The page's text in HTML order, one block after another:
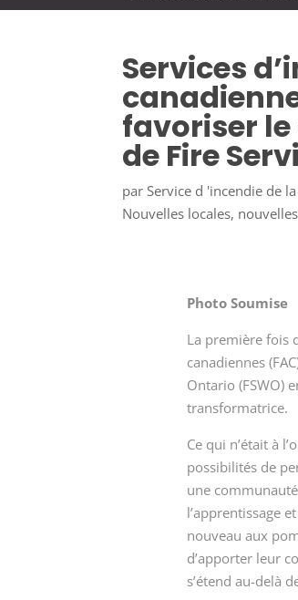
Services
favoriser
de Fire
parService d 'incendie de
Nouvelles locales,
Photo Soumise
La première fois
canadiennes
Ontario (FSWO)
transformatrice.
Ce qui n’était à
possibilités de
une
l’apprentissage
nouveau aux
d’apporter leur
s’étend au-delà